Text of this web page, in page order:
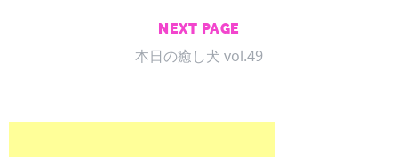
NEXT PAGE
本日の癒し犬 vol.49